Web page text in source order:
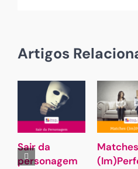
Artigos
Sair da
personagem
Matches